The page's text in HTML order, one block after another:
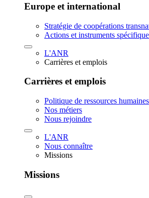
Europe et international
Stratégie de coopérations
Actions et instruments
L'ANR
Carrières et emplois
Carrières et emplois
Politique de ressources humaines
Nos métiers
Nous rejoindre
L'ANR
Nous connaître
Missions
Missions